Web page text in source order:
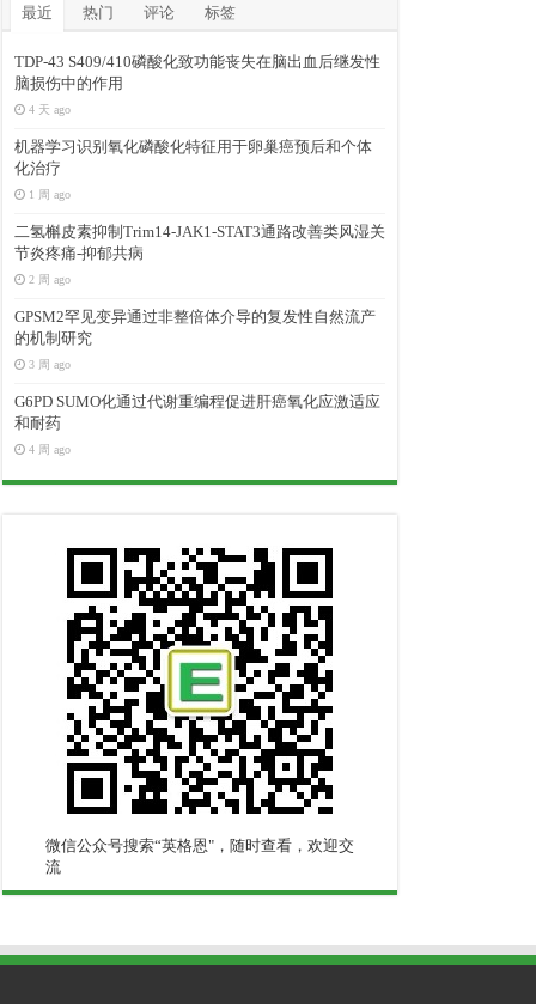
最近 热门 评论 标签
TDP-43 S409/410磷酸化致功能丧失在脑出血后继发性
脑损伤中的作用
4 天 ago
机器学习识别氧化磷酸化特征用于卵巢癌预后和个体
化治疗
1 周 ago
二氢槲皮素抑制Trim14-JAK1-STAT3通路改善类风湿关
节炎疼痛-抑郁共病
2 周 ago
GPSM2罕见变异通过非整倍体介导的复发性自然流产
的机制研究
3 周 ago
G6PD SUMO化通过代谢重编程促进肝癌氧化应激适应
和耐药
4 周 ago
微信公众号搜索“英格恩"，随时查看，欢迎交
流